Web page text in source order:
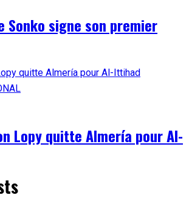
Sonko signe son premier
Lopy quitte Almería pour Al-